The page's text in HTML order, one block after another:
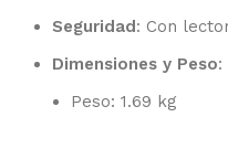
Seguridad: Con
Dimensiones y Peso:
Peso: 1.69 kg